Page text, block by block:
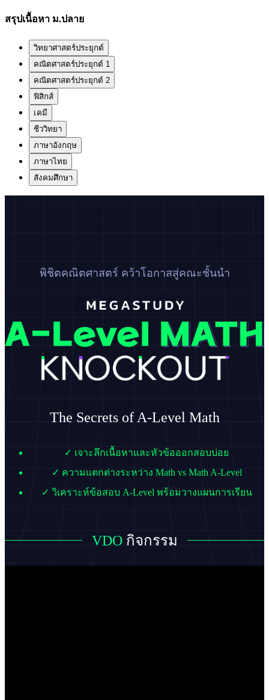
สรุปเนื้อหา ม.ปลาย
วิทยาศาสตร์ประยุกต์
คณิตศาสตร์ประยุกต์ 1
คณิตศาสตร์ประยุกต์ 2
ฟิสิกส์
เคมี
ชีววิทยา
ภาษาอังกฤษ
ภาษาไทย
สังคมศึกษา
พิชิตคณิตศาสตร์ คว้าโอกาสสู่คณะชั้นนำ
The Secrets of A-Level Math
✓ เจาะลึกเนื้อหาและหัวข้อออกสอบบ่อย
✓ ความแตกต่างระหว่าง Math vs Math A-Level
✓ วิเคราะห์ข้อสอบ A-Level พร้อมวางแผนการเรียน
VDOกิจกรรม